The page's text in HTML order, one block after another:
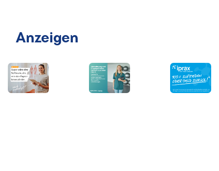
Anzeigen